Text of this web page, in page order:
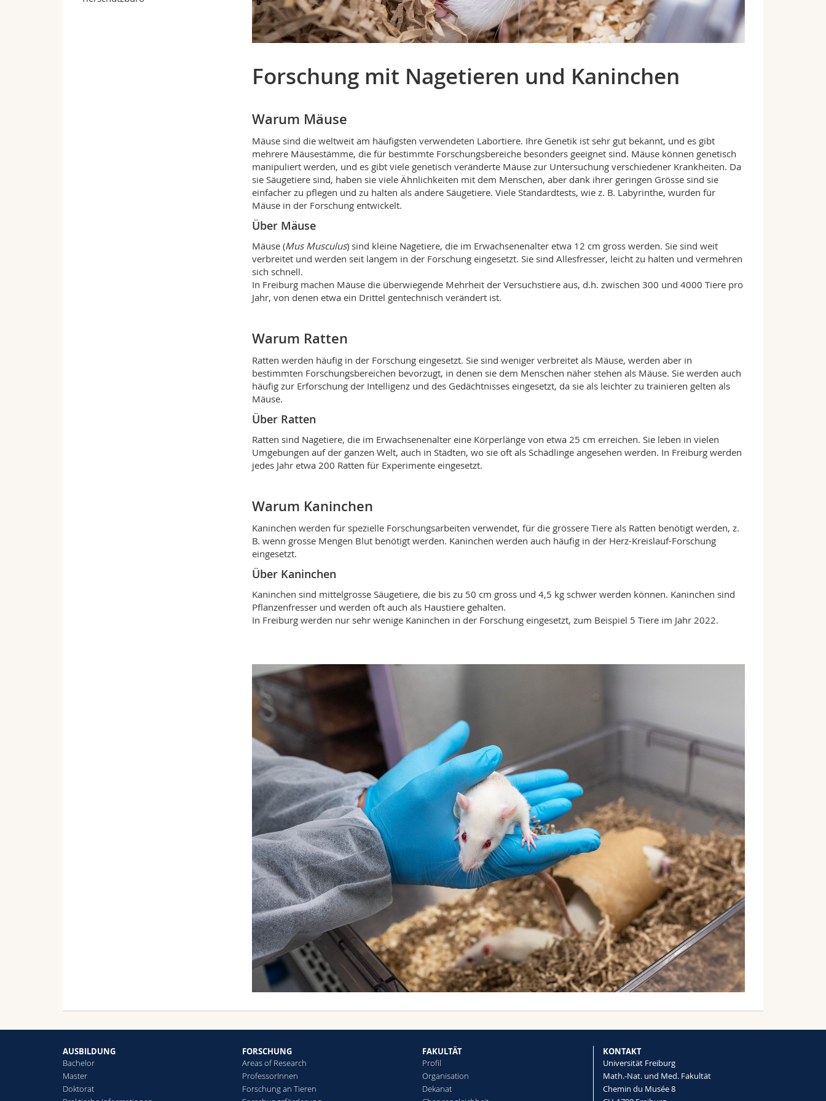
Forschung mit Nagetieren und Kaninchen
Warum Mäuse
Mäuse sind die weltweit am häufigsten verwendeten Labortiere. Ihre Genetik ist sehr gut bekannt, und es gibt
mehrere Mäusestämme, die für bestimmte Forschungsbereiche besonders geeignet sind. Mäuse können genetisch
manipuliert werden, und es gibt viele genetisch veränderte Mäuse zur Untersuchung verschiedener Krankheiten. Da
sie Säugetiere sind, haben sie viele Ähnlichkeiten mit dem Menschen, aber dank ihrer geringen Grösse sind sie
einfacher zu pflegen und zu halten als andere Säugetiere. Viele Standardtests, wie z. B. Labyrinthe, wurden für
Mäuse in der Forschung entwickelt.
Über Mäuse
Mäuse (Mus Musculus) sind kleine Nagetiere, die im Erwachsenenalter etwa 12 cm gross werden. Sie sind weit
verbreitet und werden seit langem in der Forschung eingesetzt. Sie sind Allesfresser, leicht zu halten und vermehren
sich schnell.
In Freiburg machen Mäuse die überwiegende Mehrheit der Versuchstiere aus, d.h. zwischen 300 und 4000 Tiere pro
Jahr, von denen etwa ein Drittel gentechnisch verändert ist.
Warum Ratten
Ratten werden häufig in der Forschung eingesetzt. Sie sind weniger verbreitet als Mäuse, werden aber in
bestimmten Forschungsbereichen bevorzugt, in denen sie dem Menschen näher stehen als Mäuse. Sie werden auch
häufig zur Erforschung der Intelligenz und des Gedächtnisses eingesetzt, da sie als leichter zu trainieren gelten als
Mäuse.
Über Ratten
Ratten sind Nagetiere, die im Erwachsenenalter eine Körperlänge von etwa 25 cm erreichen. Sie leben in vielen
Umgebungen auf der ganzen Welt, auch in Städten, wo sie oft als Schädlinge angesehen werden. In Freiburg werden
jedes Jahr etwa 200 Ratten für Experimente eingesetzt.
Warum Kaninchen
Kaninchen werden für spezielle Forschungsarbeiten verwendet, für die grössere Tiere als Ratten benötigt werden, z.
B. wenn grosse Mengen Blut benötigt werden. Kaninchen werden auch häufig in der Herz-Kreislauf-Forschung
eingesetzt.
Über Kaninchen
Kaninchen sind mittelgrosse Säugetiere, die bis zu 50 cm gross und 4,5 kg schwer werden können. Kaninchen sind
Pflanzenfresser und werden oft auch als Haustiere gehalten.
In Freiburg werden nur sehr wenige Kaninchen in der Forschung eingesetzt, zum Beispiel 5 Tiere im Jahr 2022.
AUSBILDUNG
Bachelor
Master
Doktorat
FORSCHUNG
Areas of Research
ProfessorInnen
Forschung an Tieren
FAKULTÄT
Profil
Organisation
Dekanat
KONTAKT
Universität Freiburg
Math.-Nat. und Med. Fakultät
Chemin du Musée 8